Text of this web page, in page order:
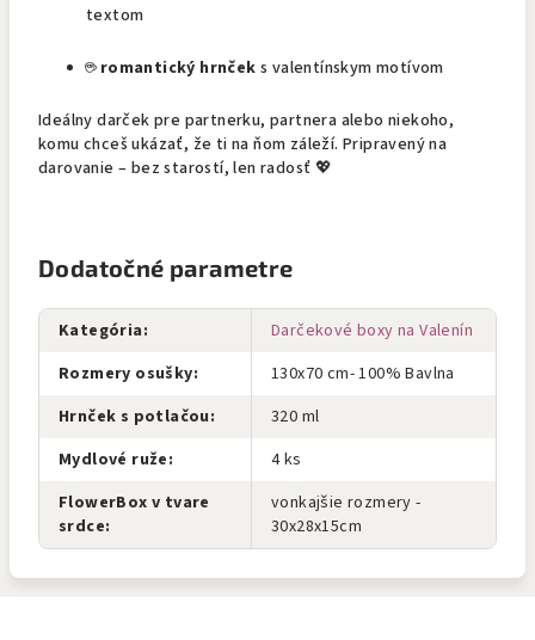
textom
☕ romantický hrnček s valentínskym motívom
Ideálny darček pre partnerku, partnera alebo niekoho,
komu chceš ukázať, že ti na ňom záleží. Pripravený na
darovanie – bez starostí, len radosť 💖
Dodatočné parametre
Kategória:
Darčekové boxy na Valenín
Rozmery osušky:
130x70 cm- 100% Bavlna
Hrnček s potlačou:
320 ml
Mydlové ruže:
4 ks
FlowerBox v tvare
srdce:
vonkajšie rozmery -
30x28x15cm